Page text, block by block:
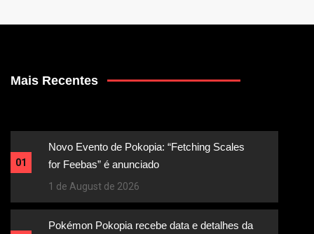
Mais Recentes
01
Novo Evento de Pokopia: “Fetching Scales
for Feebas” é anunciado
1 de August de 2026
Pokémon Pokopia recebe data e detalhes da